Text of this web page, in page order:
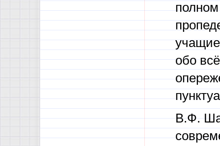
полном
обо
В.Ф.